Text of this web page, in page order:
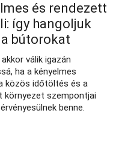
és rendezett
így hangoljuk
bútorokat
válik igazán
ha a kényelmes
közös időtöltés és a
környezet szempontjai
benne.